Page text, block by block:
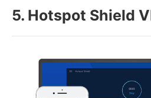
5. Hotspot Shield